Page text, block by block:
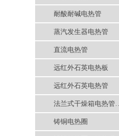
耐酸耐碱电热管
蒸汽发生器电热管
直流电热管
远红外石英电热板
远红外石英电热管
法兰式干燥箱电热管…
铸铜电热圈